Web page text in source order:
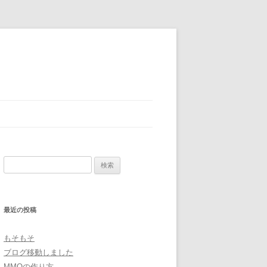
最近の投稿
もそもそ
ブログ移動しました